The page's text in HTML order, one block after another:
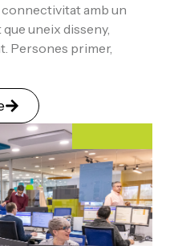
amb un
uneix disseny,
Persones primer,